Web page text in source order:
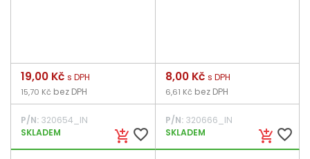
add_shopping_cart favorite_border
Cena
19,00 Kč s DPH
15,70 Kč bez DPH
P/N: 320654_IN
SKLADEM
add_shopping_cart favorite_border
Cena
8,00 Kč s DPH
6,61 Kč bez DPH
P/N:320666_IN
SKLADEM